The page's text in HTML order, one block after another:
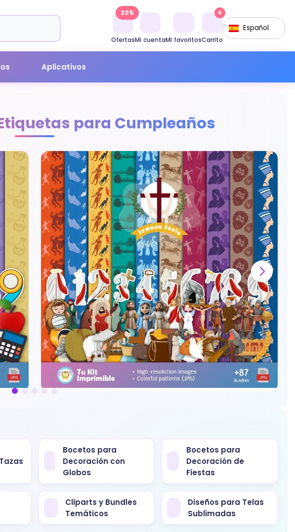
Ofertas
20%
Mi cuentaMi favoritosCarrito
0
Español
Aplicativos
para Cumpleaños
Bocetos para
Decoración con
Globos
Bocetos para
Decoración de
Fiestas
Cliparts y Bundles
Temáticos
Diseños para Telas
Sublimadas